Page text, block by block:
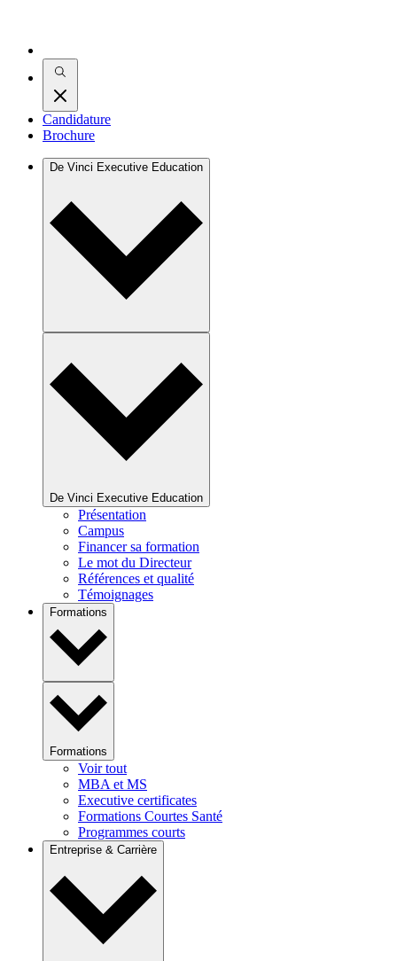
Candidature
Brochure
De Vinci Executive Education
De Vinci Executive Education
Présentation
Campus
Financer sa formation
Le mot du Directeur
Références et qualité
Témoignages
Formations
Formations
Voir tout
MBA et MS
Executive certificates
Formations Courtes Santé
Programmes courts
Entreprise & Carrière